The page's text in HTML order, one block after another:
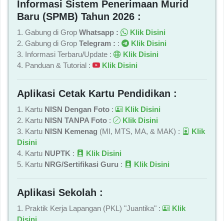
Informasi Sistem Penerimaan Murid
Baru (SPMB) Tahun 2026 :
1. Gabung di Grop Whatsapp :
Klik Disini
2. Gabung di Grop Telegram : :
Klik Disini
3. Informasi Terbaru/Update :
Klik Disini
4. Panduan & Tutorial :
Klik Disini
Aplikasi Cetak Kartu Pendidikan :
1. Kartu NISN Dengan Foto :
Klik Disini
2. Kartu NISN TANPA Foto :
Klik Disini
3. Kartu NISN Kemenag (MI, MTS, MA, & MAK) :
Klik
Disini
4. Kartu NUPTK :
Klik Disini
5. Kartu NRG/Sertifikasi Guru : Klik Disini
Aplikasi Sekolah :
1. Praktik Kerja Lapangan (PKL) "Juantika" :
Klik
Disini